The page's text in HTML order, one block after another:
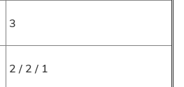
3
2 / 2 / 1